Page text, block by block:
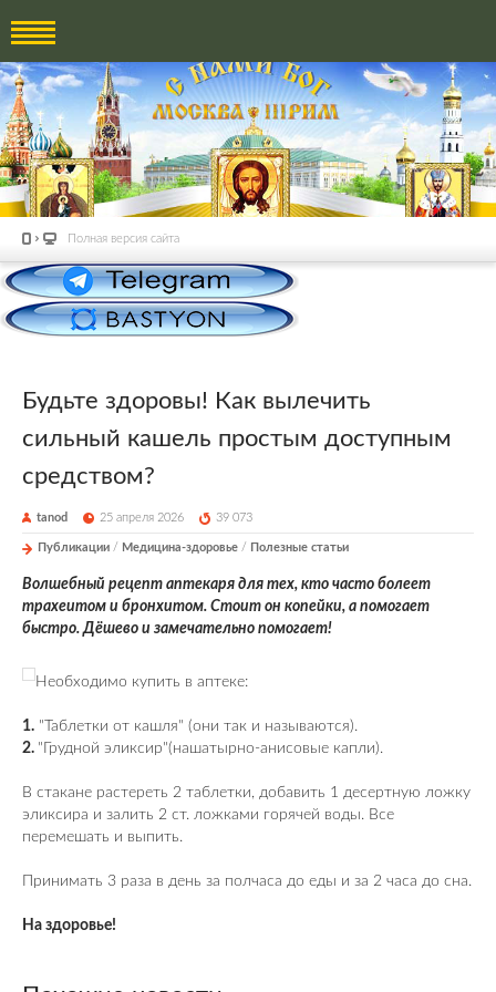
Полная версия сайта
Будьте здоровы! Как вылечить
сильный кашель простым доступным
средством?
tanod 25 апреля 2026 39 073
Публикации / Медицина-здоровье / Полезные статьи
Волшебный рецепт аптекаря для тех, кто часто болеет
трахеитом и бронхитом. Стоит он копейки, а помогает
быстро. Дёшево и замечательно помогает!
Необходимо купить в аптеке:
1. "Таблетки от кашля" (они так и называются).
2. "Грудной эликсир"(нашатырно-анисовые капли).
В стакане растереть 2 таблетки, добавить 1 десертную ложку
эликсира и залить 2 ст. ложками горячей воды. Все
перемешать и выпить.
Принимать 3 раза в день за полчаса до еды и за 2 часа до сна.
На здоровье!